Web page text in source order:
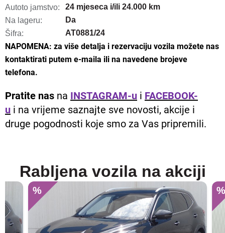
Autoto jamstvo:
24 mjeseca i/ili 24.000 km
Na lageru:
Da
Šifra:
AT0881/24
NAPOMENA: za više detalja i rezervaciju vozila možete nas
kontaktirati putem e-maila ili na navedene brojeve
telefona.
Pratite nas na INSTAGRAM-u i FACEBOOK-
u i na vrijeme saznajte sve novosti, akcije i
druge pogodnosti koje smo za Vas pripremili.
Rabljena vozila na akciji
%